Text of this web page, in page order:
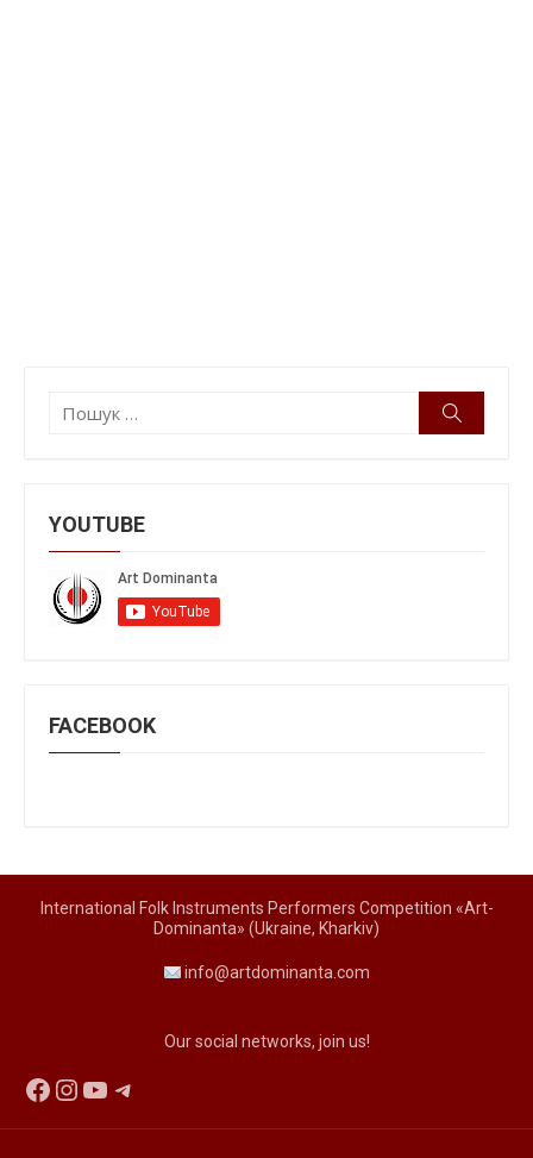
Пошук:
YOUTUBE
FACEBOOK
International Folk Instruments Performers Competition «Art-
Dominanta» (Ukraine, Kharkiv)
info@artdominanta.com
Our social networks, join us!
Facebook
Instagram
YouTube
Telegram